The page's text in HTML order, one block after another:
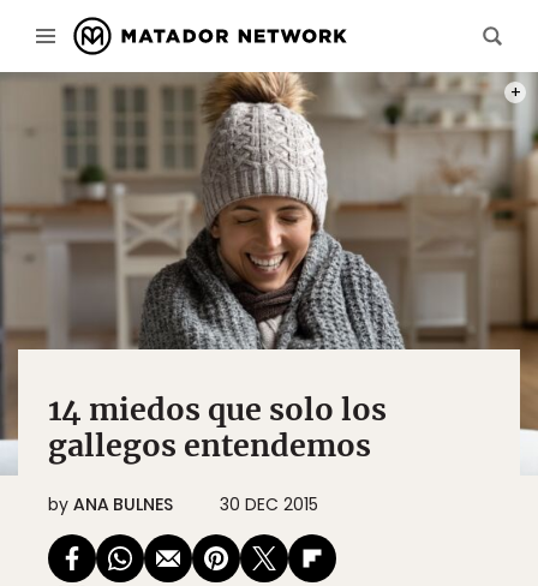
14 miedos que solo los
gallegos entendemos
by ANA BULNES 30 DEC 2015